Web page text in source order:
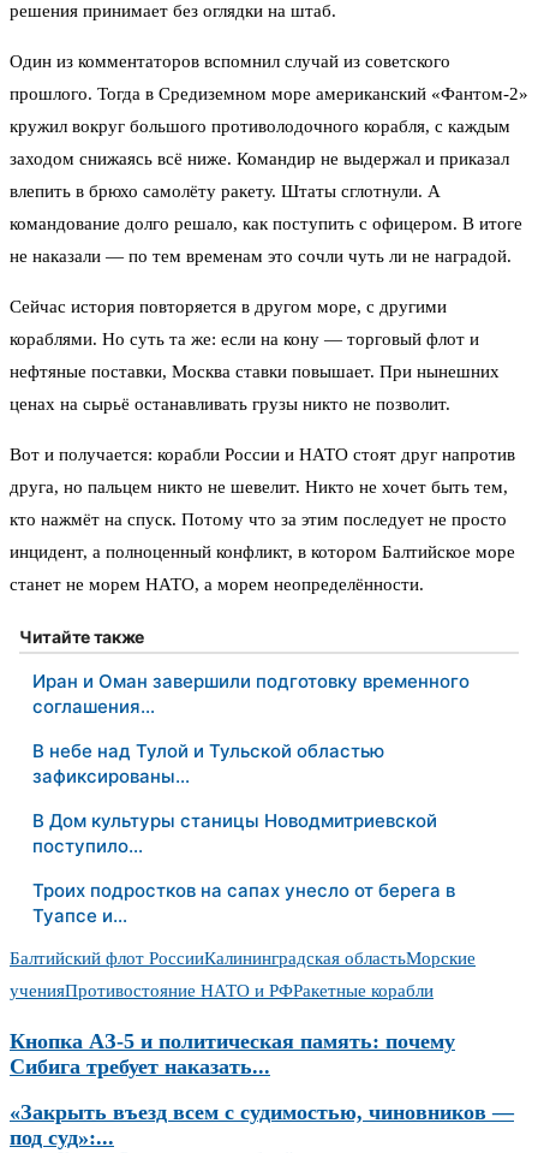
решения принимает без оглядки на штаб.
Один из комментаторов вспомнил случай из советского
прошлого. Тогда в Средиземном море американский «Фантом-2»
кружил вокруг большого противолодочного корабля, с каждым
заходом снижаясь всё ниже. Командир не выдержал и приказал
влепить в брюхо самолёту ракету. Штаты сглотнули. А
командование долго решало, как поступить с офицером. В итоге
не наказали — по тем временам это сочли чуть ли не наградой.
Сейчас история повторяется в другом море, с другими
кораблями. Но суть та же: если на кону — торговый флот и
нефтяные поставки, Москва ставки повышает. При нынешних
ценах на сырьё останавливать грузы никто не позволит.
Вот и получается: корабли России и НАТО стоят друг напротив
друга, но пальцем никто не шевелит. Никто не хочет быть тем,
кто нажмёт на спуск. Потому что за этим последует не просто
инцидент, а полноценный конфликт, в котором Балтийское море
станет не морем НАТО, а морем неопределённости.
Читайте также
Иран и Оман завершили подготовку временного
соглашения…
В небе над Тулой и Тульской областью
зафиксированы…
В Дом культуры станицы Новодмитриевской
поступило…
Троих подростков на сапах унесло от берега в
Туапсе и…
Балтийский флот РоссииКалининградская областьМорские
ученияПротивостояние НАТО и РФРакетные корабли
Кнопка АЗ-5 и политическая память: почему
Сибига требует наказать...
«Закрыть въезд всем с судимостью, чиновников —
под суд»:...